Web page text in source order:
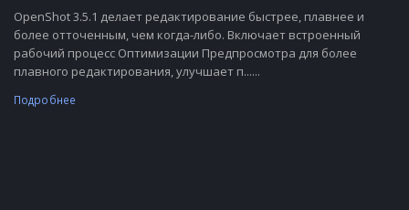
OpenShot 3.5.1 делает редактирование быстрее, плавнее и
более отточенным, чем когда-либо. Включает встроенный
рабочий процесс Оптимизации Предпросмотра для более
плавного редактирования, улучшает п......
Подробнее